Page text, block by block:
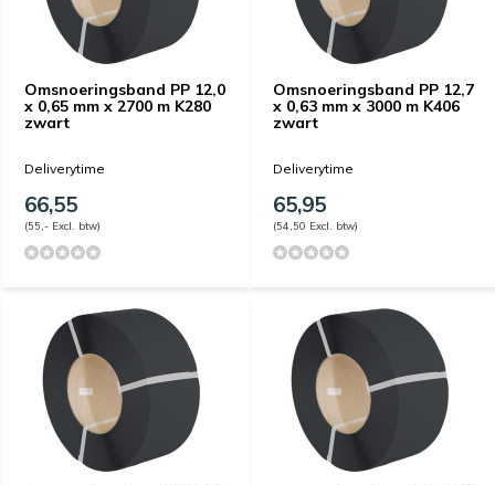
Omsnoeringsband PP 12,0
x 0,65 mm x 2700 m K280
zwart
Deliverytime
66,55
(55,- Excl. btw)
Omsnoeringsband PP 12,7
x 0,63 mm x 3000 m K406
zwart
Deliverytime
65,95
(54,50 Excl. btw)